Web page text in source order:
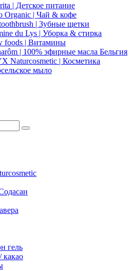
| Детское питание
Organic | Чай & кофе
| Зубные щетки
du Lys | Уборка & стирка
foods | Витамины
| 100% эфирные масла Бельгия
Naturcosmetic | Косметика
мыло
гель
какао